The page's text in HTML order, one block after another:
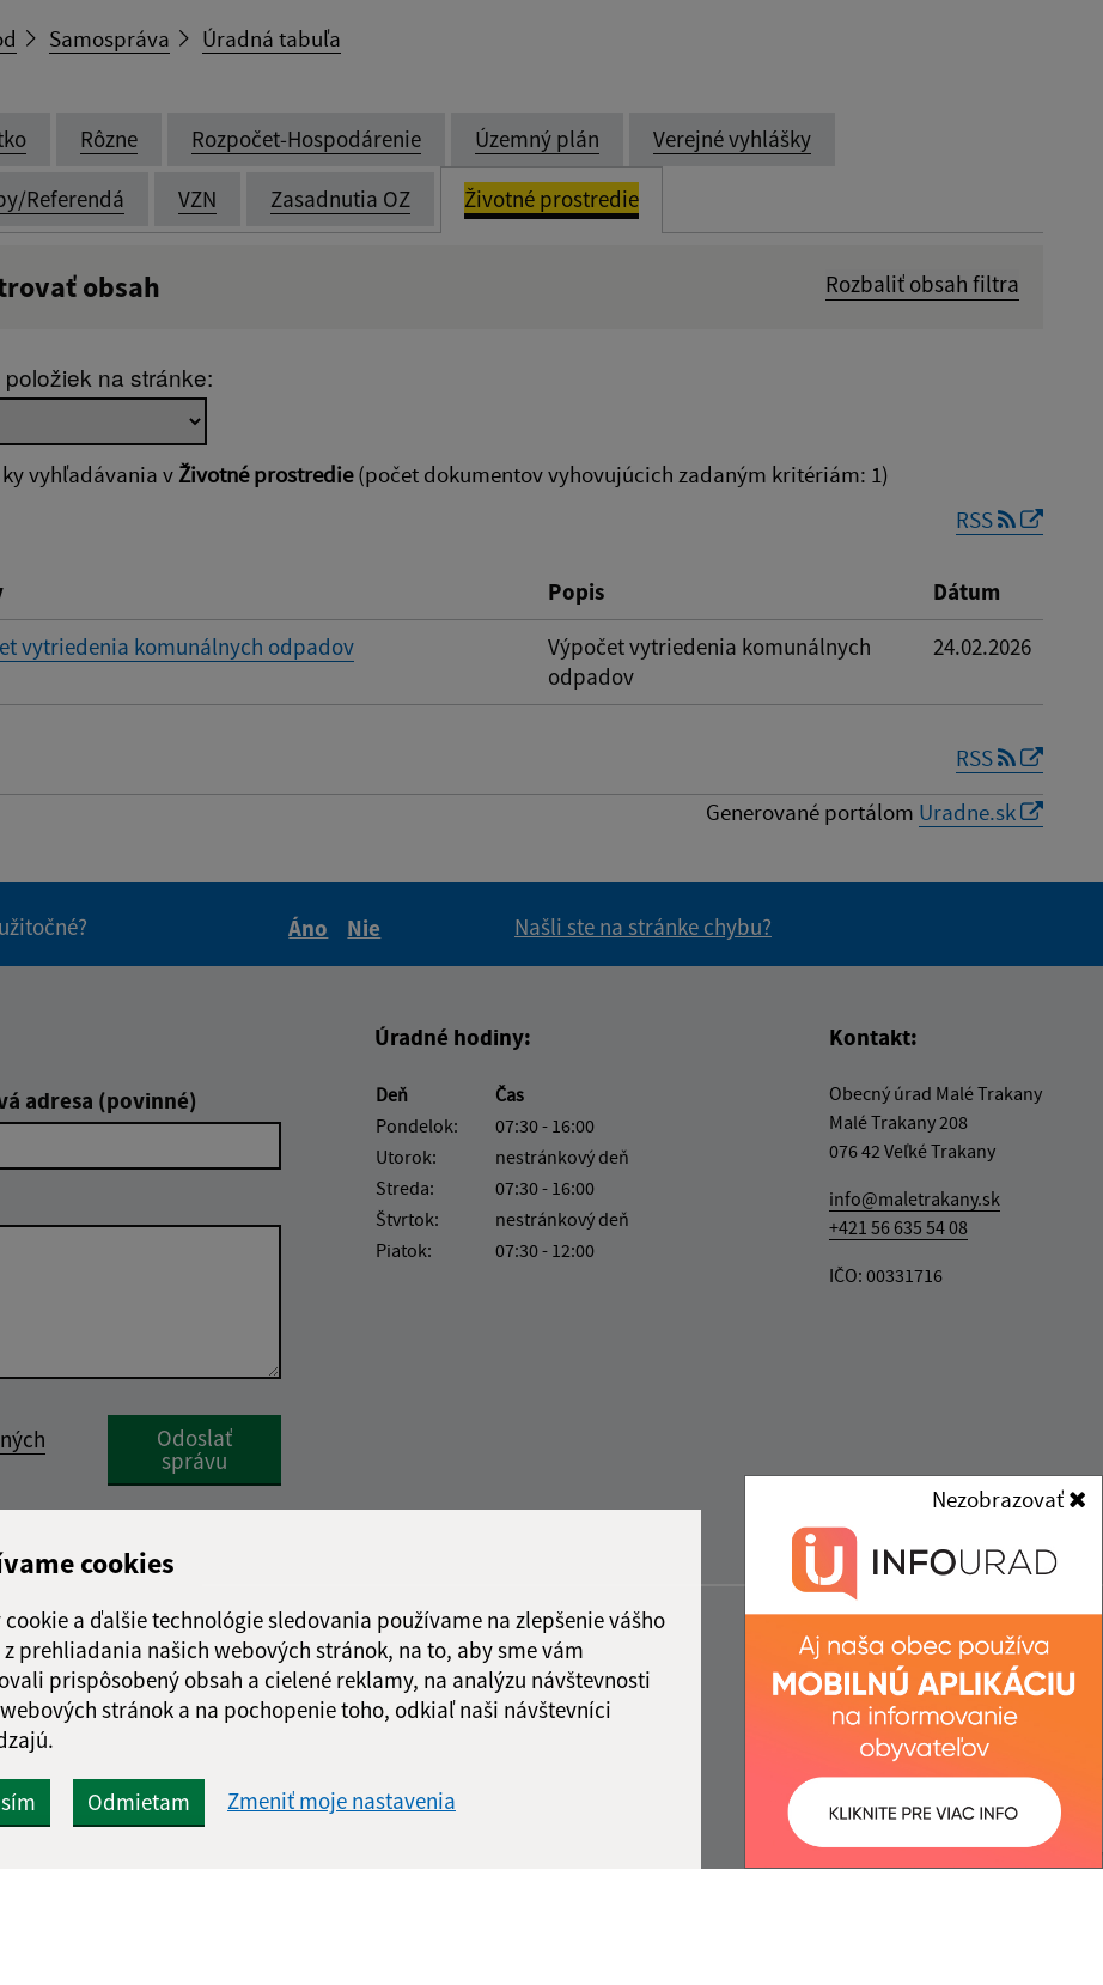
cookies
cookie a ďalšie technológie sledovania používame na zlepšenie vášho
prehliadania našich webových stránok, na to, aby sme vám
prispôsobený obsah a cielené reklamy, na analýzu návštevnosti
stránok a na pochopenie toho, odkiaľ naši návštevníci
Odmietam Zmeniť moje nastavenia
Nezobrazovať
Samospráva Úradná tabuľa
Rôzne Rozpočet-Hospodárenie Územný plán Verejné vyhlášky
Referendá VZN Zasadnutia OZ Životné prostredie
obsah Rozbaliť obsah filtra
zverejnenia do:
na stránke:
vyhľadávania v Životné prostredie(počet dokumentov vyhovujúcich zadaným kritériám: 1)
RSS
Popis
Dátum
vytriedenia komunálnych odpadov
Výpočet vytriedenia komunálnych
odpadov
24.02.2026
RSS
Generované portálom Uradne.sk
Áno
Nie
Našli ste na stránke chybu?
adresa (povinné)
Google reCaptcha Response
Odoslať
správu
Úradné hodiny:
Deň
Čas
Pondelok:
07:30 - 16:00
Utorok:
nestránkový deň
Streda:
07:30 - 16:00
Štvrtok:
nestránkový deň
Piatok:
07:30 - 12:00
Kontakt:
Obecný úrad Malé Trakany
Malé Trakany 208
076 42 Veľké Trakany
info@maletrakany.sk
+421 56 635 54 08
IČO: 00331716